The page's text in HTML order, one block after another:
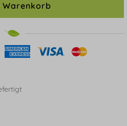
Warenkorb